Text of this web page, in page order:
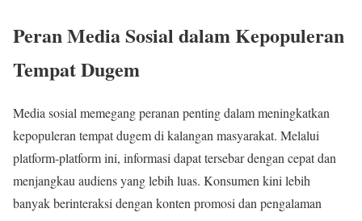
Peran Media Sosial dalam Kepopuleran
Tempat Dugem
Media sosial memegang peranan penting dalam meningkatkan
kepopuleran tempat dugem di kalangan masyarakat. Melalui
platform-platform ini, informasi dapat tersebar dengan cepat dan
menjangkau audiens yang lebih luas. Konsumen kini lebih
banyak berinteraksi dengan konten promosi dan pengalaman